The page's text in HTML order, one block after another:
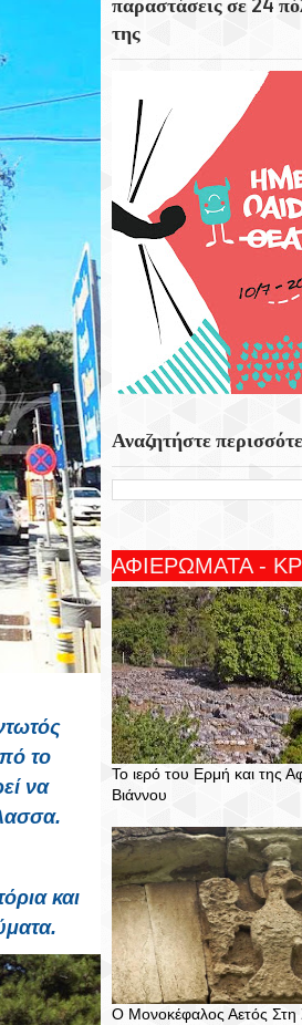
το
να
και
Το Εκκλησάκι Του
Στρούμπουλα
6 Αυγούστου 1999
Ρίτα Σακελαρίου
Eορτή Της
παραστάσεις σε 24
της
Αναζητήστε
ΑΦΙΕΡΩΜΑΤΑ -
Το ιερό του Ερμή και της
Βιάννου
Ο Μονοκέφαλος Αετός Στη